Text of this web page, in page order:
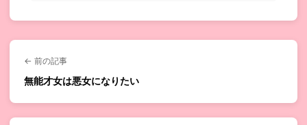
← 前の記事
無能才女は悪女になりたい